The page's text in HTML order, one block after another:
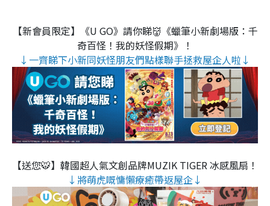
【新會員限定】《U GO》請你睇👹《蠟筆小新劇場版：千
奇百怪！我的妖怪假期》！
↓一齊睇下小新同妖怪朋友們點樣聯手拯救屋企人啦↓
【送您🐯】韓國超人氣文創品牌MUZIK TIGER 冰感風扇！
↓將萌虎嘅慵懶療癒帶返屋企↓